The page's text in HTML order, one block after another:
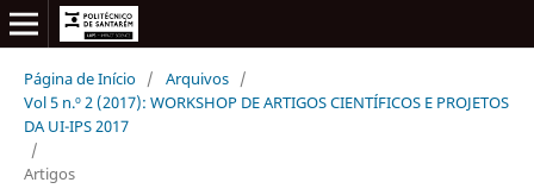
Página de Início / Arquivos /
Vol 5 n.º 2 (2017): WORKSHOP DE ARTIGOS CIENTÍFICOS E PROJETOS
DA UI-IPS 2017
/
Artigos